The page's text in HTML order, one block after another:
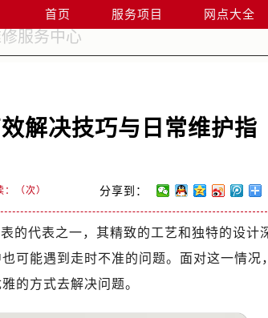
首页 服务项目 网点大全
解决技巧与日常维护指
：（次） 分享到：
的代表之一，其精致的工艺和独特的设计
可能遇到走时不准的问题。面对这一情况，
的方式去解决问题。